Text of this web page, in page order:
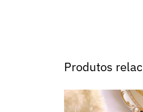
Produtos